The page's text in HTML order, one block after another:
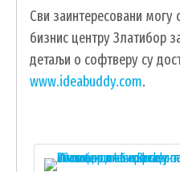
КОНКУРСИ,
ПОДНОШЕЊЕ
ГИС ЧАЈЕТИНА
Сви заинтересовани
бизнис центру Златибор
детаљи о софтверу су
www.ideabuddy.com.